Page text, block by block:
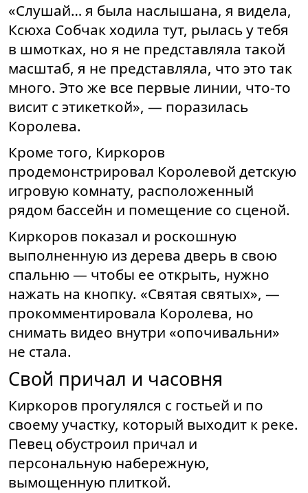
«Слушай… я была наслышана, я видела,
Ксюха Собчак ходила тут, рылась у тебя
в шмотках, но я не представляла такой
масштаб, я не представляла, что это так
много. Это же все первые линии, что-то
висит с этикеткой», — поразилась
Королева.
Кроме того, Киркоров
продемонстрировал Королевой детскую
игровую комнату, расположенный
рядом бассейн и помещение со сценой.
Киркоров показал и роскошную
выполненную из дерева дверь в свою
спальню — чтобы ее открыть, нужно
нажать на кнопку. «Святая святых», —
прокомментировала Королева, но
снимать видео внутри «опочивальни»
не стала.
Свой причал и часовня
Киркоров прогулялся с гостьей и по
своему участку, который выходит к реке.
Певец обустроил причал и
персональную набережную,
вымощенную плиткой.